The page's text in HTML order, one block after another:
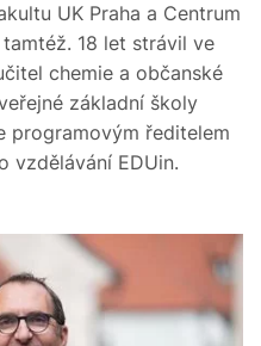
UK Praha a Centrum
18 let strávil ve
chemie a občanské
základní školy
programovým ředitelem
vzdělávání EDUin.